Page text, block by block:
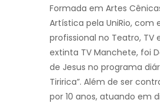
Formada em Artes
Artística pela UniRio, com
profissional no Teatro, TV
extinta TV Manchete, foi
de Jesus no programa
Tiririca”. Além de ser
por 10 anos, atuando em